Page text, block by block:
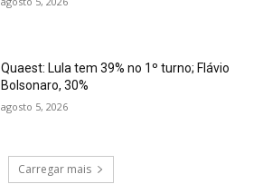
Quaest: Lula tem 39% no 1º turno; Flávio
Bolsonaro, 30%
agosto 5, 2026
Carregar mais